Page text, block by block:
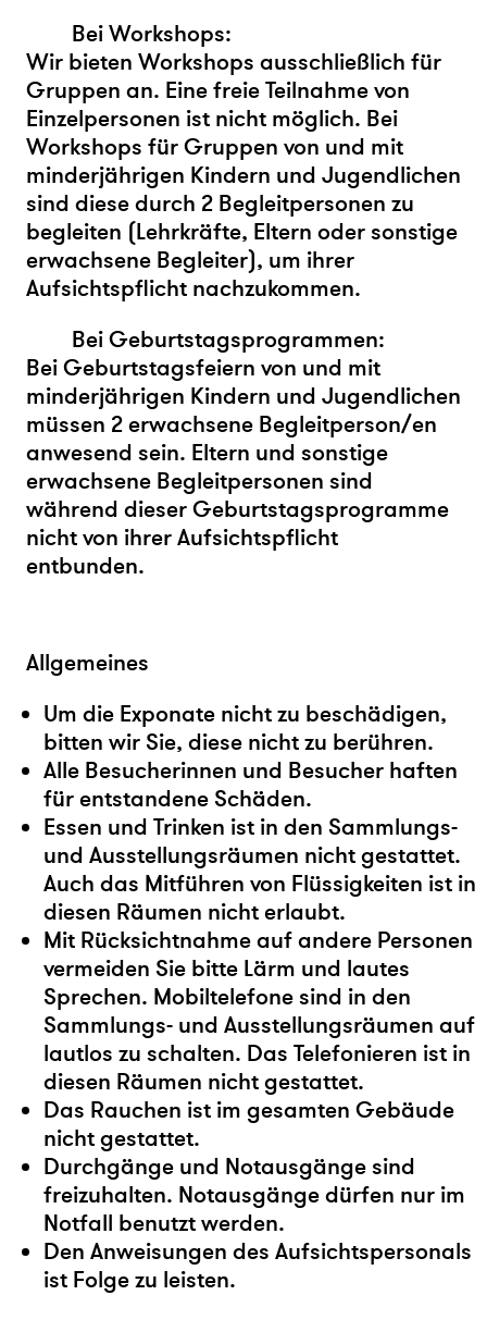
Bei Workshops:
Wir bieten Workshops ausschließlich für
Gruppen an. Eine freie Teilnahme von
Einzelpersonen ist nicht möglich. Bei
Workshops für Gruppen von und mit
minderjährigen Kindern und Jugendlichen
sind diese durch 2 Begleitpersonen zu
begleiten (Lehrkräfte, Eltern oder sonstige
erwachsene Begleiter), um ihrer
Aufsichtspflicht nachzukommen.
Bei Geburtstagsprogrammen:
Bei Geburtstagsfeiern von und mit
minderjährigen Kindern und Jugendlichen
müssen 2 erwachsene Begleitperson/en
anwesend sein. Eltern und sonstige
erwachsene Begleitpersonen sind
während dieser Geburtstagsprogramme
nicht von ihrer Aufsichtspflicht
entbunden.
Allgemeines
Um die Exponate nicht zu beschädigen,
bitten wir Sie, diese nicht zu berühren.
Alle Besucherinnen und Besucher haften
für entstandene Schäden.
Essen und Trinken ist in den Sammlungs-
und Ausstellungsräumen nicht gestattet.
Auch das Mitführen von Flüssigkeiten ist in
diesen Räumen nicht erlaubt.
Mit Rücksichtnahme auf andere Personen
vermeiden Sie bitte Lärm und lautes
Sprechen. Mobiltelefone sind in den
Sammlungs- und Ausstellungsräumen auf
lautlos zu schalten. Das Telefonieren ist in
diesen Räumen nicht gestattet.
Das Rauchen ist im gesamten Gebäude
nicht gestattet.
Durchgänge und Notausgänge sind
freizuhalten. Notausgänge dürfen nur im
Notfall benutzt werden.
Den Anweisungen des Aufsichtspersonals
ist Folge zu leisten.